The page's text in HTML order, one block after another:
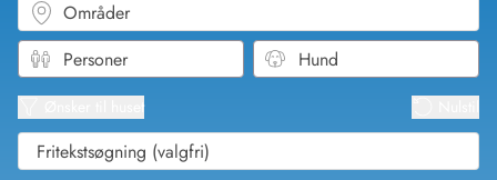
Se
Områder